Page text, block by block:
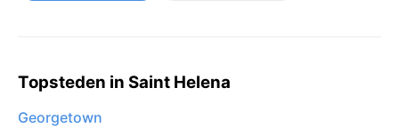
Topsteden in Saint Helena
Georgetown